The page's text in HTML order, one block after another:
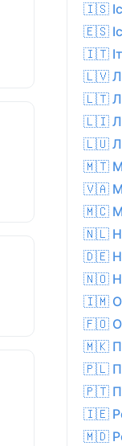
🇮🇸
🇪🇸
🇮🇹
🇱🇻
🇱🇹
🇱🇮
🇱🇺
🇲🇹
🇻🇦
🇲🇨
🇳🇱
🇩🇪
🇳🇴
🇮🇲
🇫🇴
🇲🇰
🇵🇱
🇵🇹
🇮🇪
🇲🇩